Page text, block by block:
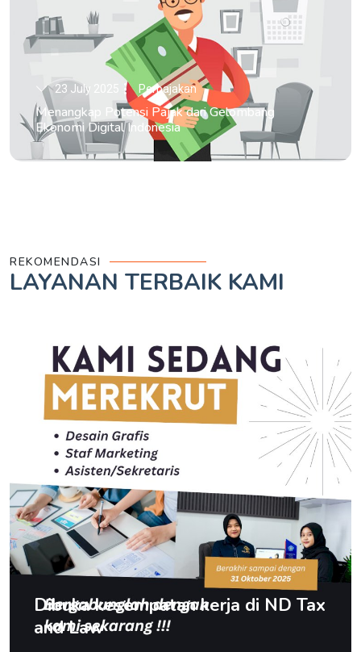
23 July 2025 Perpajakan
Menangkap Potensi Pajak dari Gelombang
Ekonomi Digital Indonesia
REKOMENDASI
LAYANAN TERBAIK KAMI
Dibuka kesempatan kerja di ND Tax
and Law